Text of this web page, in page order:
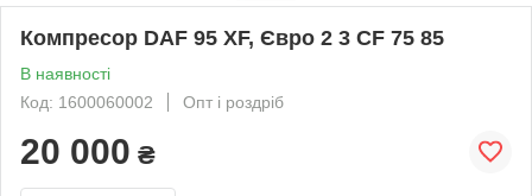
Компресор DAF 95 XF, Євро 2 3 CF 75 85
В наявності
Код: 1600060002
Опт і роздріб
20 000 ₴